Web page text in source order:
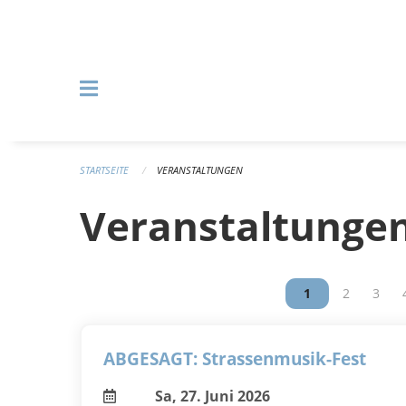
STARTSEITE VERANSTALTUNGEN
Vous êtes sur la
1 Vous êtes
2 Vous
3
ABGESAGT: Strassenmusik-Fest
Sa, 27. Juni 2026